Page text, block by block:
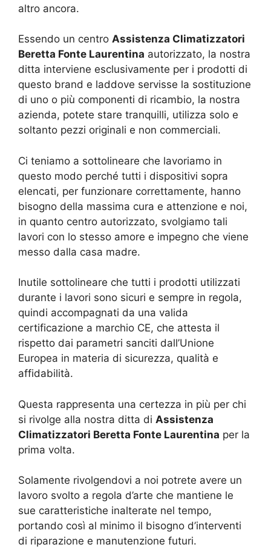
altro ancora.
Essendo un centro Assistenza Climatizzatori
Beretta Fonte Laurentina autorizzato, la nostra
ditta interviene esclusivamente per i prodotti di
questo brand e laddove servisse la sostituzione
di uno o più componenti di ricambio, la nostra
azienda, potete stare tranquilli, utilizza solo e
soltanto pezzi originali e non commerciali.
Ci teniamo a sottolineare che lavoriamo in
questo modo perché tutti i dispositivi sopra
elencati, per funzionare correttamente, hanno
bisogno della massima cura e attenzione e noi,
in quanto centro autorizzato, svolgiamo tali
lavori con lo stesso amore e impegno che viene
messo dalla casa madre.
Inutile sottolineare che tutti i prodotti utilizzati
durante i lavori sono sicuri e sempre in regola,
quindi accompagnati da una valida
certificazione a marchio CE, che attesta il
rispetto dai parametri sanciti dall’Unione
Europea in materia di sicurezza, qualità e
affidabilità.
Questa rappresenta una certezza in più per chi
si rivolge alla nostra ditta di Assistenza
Climatizzatori Beretta Fonte Laurentina per la
prima volta.
Solamente rivolgendovi a noi potrete avere un
lavoro svolto a regola d’arte che mantiene le
sue caratteristiche inalterate nel tempo,
portando così al minimo il bisogno d’interventi
di riparazione e manutenzione futuri.